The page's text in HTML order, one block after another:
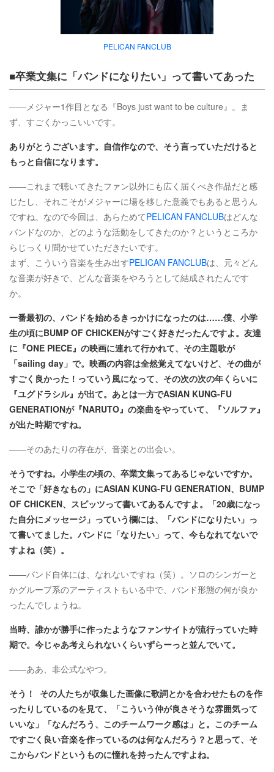
PELICAN FANCLUB
■卒業文集に「バンドになりたい」って書いてあった
――メジャー1作目となる『Boys just want to be culture』。ま
ず、すごくかっこいいです。
ありがとうございます。自信作なので、そう言っていただけると
もっと自信になります。
――これまで聴いてきたファン以外にも広く届くべき作品だと感
じたし、それこそがメジャーに場を移した意義でもあると思うん
ですね。なので今回は、あらためてPELICAN FANCLUBはどんな
バンドなのか、どのような活動をしてきたのか？というところか
らじっくり聞かせていただきたいです。
まず、こういう音楽を生み出すPELICAN FANCLUBは、元々どん
な音楽が好きで、どんな音楽をやろうとして結成されたんです
か。
一番最初の、バンドを始めるきっかけになったのは……僕、小学
生の頃にBUMP OF CHICKENがすごく好きだったんですよ。友達
に『ONE PIECE』の映画に連れて行かれて、その主題歌が
「sailing day」で。映画の内容は全然覚えてないけど、その曲が
すごく良かった！っていう風になって、その次の次の年くらいに
『ユグドラシル』が出て。あとは一方でASIAN KUNG-FU
GENERATIONが『NARUTO』の楽曲をやっていて、『ソルファ』
が出た時期ですね。
――そのあたりの存在が、音楽との出会い。
そうですね。小学生の頃の、卒業文集ってあるじゃないですか。
そこで「好きなもの」にASIAN KUNG-FU GENERATION、BUMP
OF CHICKEN、スピッツって書いてあるんですよ。「20歳になっ
た自分にメッセージ」っていう欄には、「バンドになりたい」っ
て書いてました。バンドに「なりたい」って、今もなれてないで
すよね（笑）。
――バンド自体には、なれないですね（笑）。ソロのシンガーと
かグループ系のアーティストもいる中で、バンド形態の何が良か
ったんでしょうね。
当時、誰かが勝手に作ったようなファンサイトが流行っていた時
期で。今じゃあ考えられないくらいずらーっと並んでいて。
――ああ、非公式なやつ。
そう！ その人たちが収集した画像に歌詞とかを合わせたものを作
ったりしているのを見て、「こういう仲が良さそうな雰囲気って
いいな」「なんだろう、このチームワーク感は」と。このチーム
ですごく良い音楽を作っているのは何なんだろう？と思って、そ
こからバンドというものに憧れを持ったんですよね。